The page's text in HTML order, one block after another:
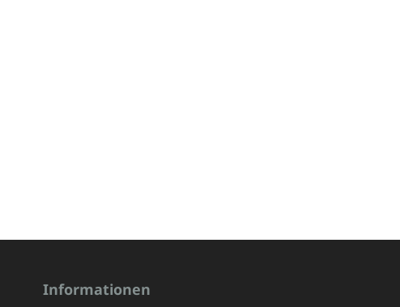
Informationen